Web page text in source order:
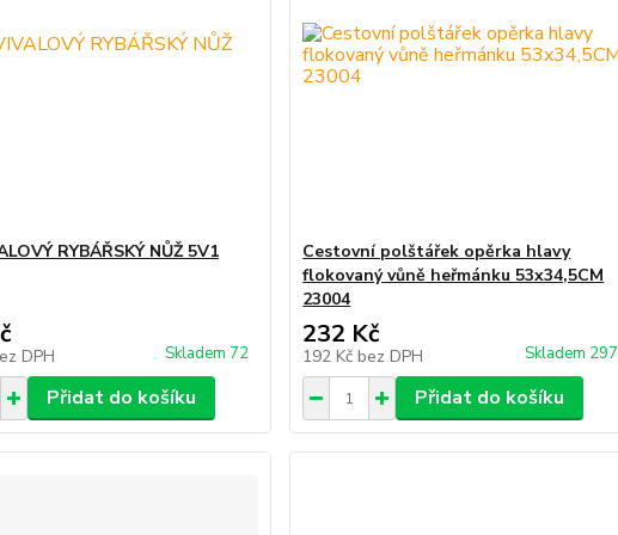
RYBÁŘSKÝ NŮŽ 5V1
DPH Skladem 72
Přidat do košíku
Cestovní polštářek opěrka hlavy
flokovaný vůně heřmánku 53x34,5CM
23004
232 Kč
192 Kč bez DPH Skladem 297
Přidat do košíku